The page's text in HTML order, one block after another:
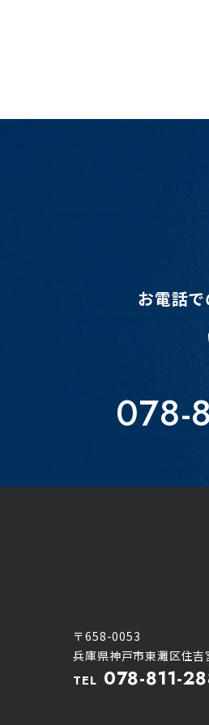
お電話
078-
〒658-0053
兵庫県神戸市東灘区住
TEL 078-811-